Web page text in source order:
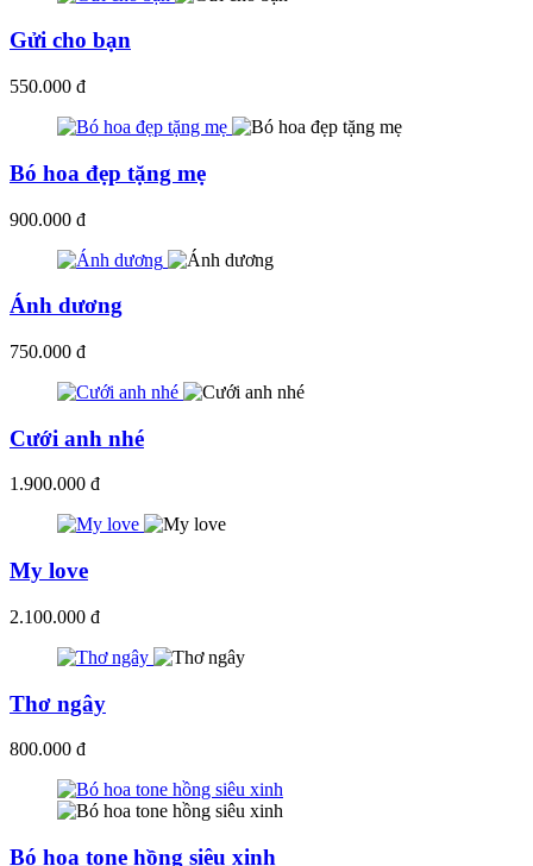
Gửi cho bạn
550.000 đ
Bó hoa đẹp tặng mẹ
900.000 đ
Ánh dương
750.000 đ
Cưới anh nhé
1.900.000 đ
My love
2.100.000 đ
Thơ ngây
800.000 đ
Bó hoa tone hồng siêu xinh